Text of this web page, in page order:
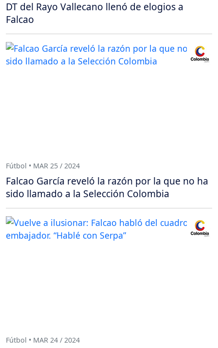
DT del Rayo Vallecano llenó de elogios a
Falcao
Fútbol • MAR 25 / 2024
Falcao García reveló la razón por la que no ha
sido llamado a la Selección Colombia
Fútbol • MAR 24 / 2024